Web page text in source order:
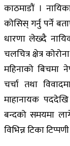
काठमाडौं ।
कोसिस् गर्नु पर्ने
धारणा लेख्दै
चलचित्र क्षेत्र
महिनाको बिचमा
चर्चा तथा
माहानायक
बन्दको समयमा
विभिन्न टिका